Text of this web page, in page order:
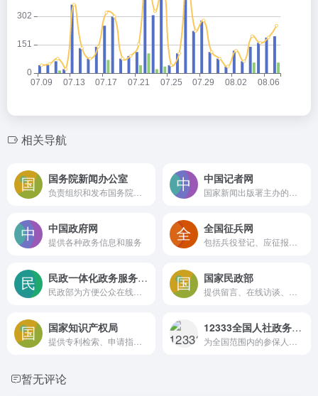
相关导航
国务院新闻办公室 中国记者网
中国政府网
提供各种政务信息和服务
全国征兵网
民政一体化政务服务平台 国家民政部
国家知识产权局 12333全国人社政务服务平台
暂无评论